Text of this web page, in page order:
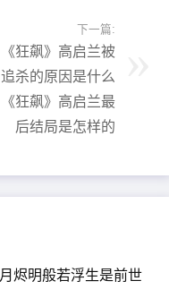
下一篇:
《狂飙》高启兰被
追杀的原因是什么
《狂飙》高启兰最
后结局是怎样的